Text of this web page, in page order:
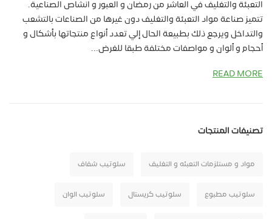
التعبئة والتغليف في العاشر من رمضان و العبور و انشاص الصناعية.
تتميز صناعة مواد التعبئة والتغليف دون غيرها من الصناعات بالتشعب
والتداخل ويرجع ذلك بطبيعة الحال إلي تعدد أنواع منتجاتها بأشكال و
أحجام و ألوان و مواصفات مختلفة طبقا للغرض...
READ MORE
تصنيفات المنتجات
مواد و مستلزمات التعبئه و التغليف سلوتيب شفاف
سلوتيب مطبوع سلوتيب كريستال سلوتيب الوان